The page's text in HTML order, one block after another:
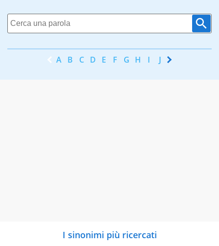
A B C D E F G H I J K
I sinonimi più ricercati